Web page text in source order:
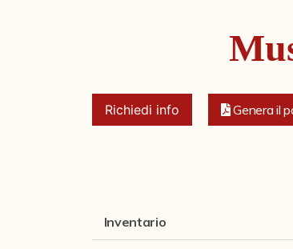
Richiedi info Genera il
Inventario